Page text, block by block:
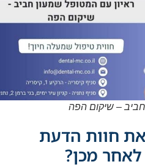
– שיקום הפה
את חוות הדעת
מכן?